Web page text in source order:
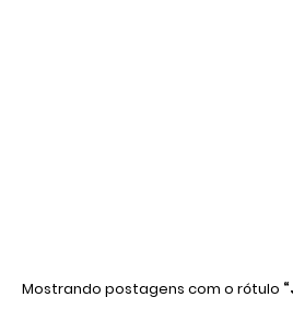
Mostrando postagens com o rótulo